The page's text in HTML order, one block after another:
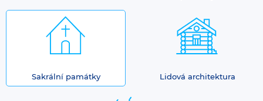
Sakrální památky Lidová architektura